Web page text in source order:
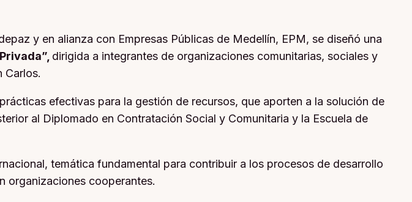
y en alianza con Empresas Públicas de Medellín, EPM, se diseñó una
dirigida a integrantes de organizaciones comunitarias, sociales y
Carlos.
efectivas para la gestión de recursos, que aporten a la solución de
al Diplomado en Contratación Social y Comunitaria y la Escuela de
temática fundamental para contribuir a los procesos de desarrollo
organizaciones cooperantes.